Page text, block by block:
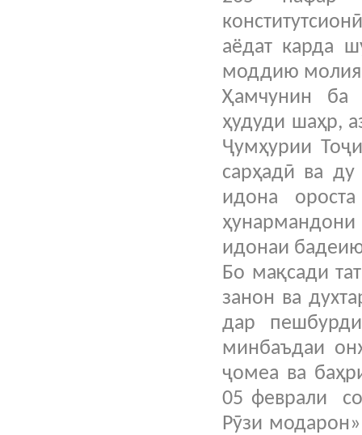
аёдат карда
моддию
Ҳамчунин ба
ҳудуди шаҳр,
Ҷумҳурии
сарҳадӣ ва ду
идона
идонаи
Бо мақсади
занон ва
дар
минбаъдаи
ҷомеа ва
05 феврали
Рӯзи